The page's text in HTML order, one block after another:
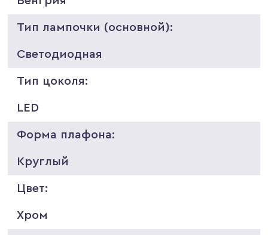
Тип лампочки (основной):
Светодиодная
Тип цоколя:
LED
Форма плафона:
Круглый
Цвет:
Хром